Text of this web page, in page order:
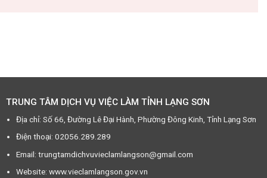
TRUNG TÂM DỊCH VỤ VIỆC LÀM TỈNH LẠNG SƠN
Địa chỉ: Số 66, Đường Lê Đại Hành, Phường Đông Kinh, Tỉnh Lạng Sơn
Điện thoại: 02056.289.289
Email: trungtamdichvuvieclamlangson@gmail.com
Website: www.vieclamlangson.gov.vn